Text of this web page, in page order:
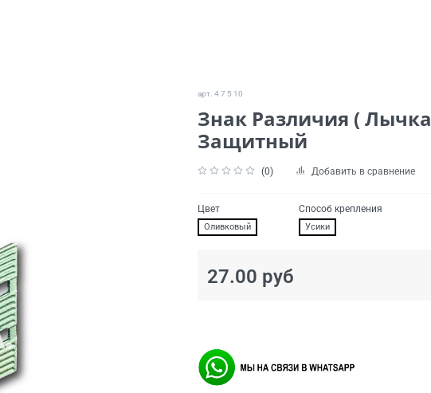
арт. 4 7 5 10
Знак Различия (
Защитный
(0) Добавить в сравнение
Цвет
Оливковый
Способ крепления
Усики
27.00 руб